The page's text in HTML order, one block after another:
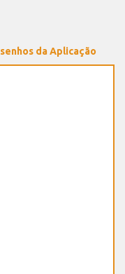
da Aplicação